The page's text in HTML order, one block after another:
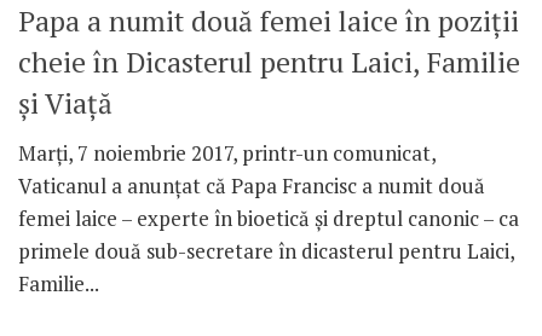
Papa a numit două femei laice în poziții
cheie în Dicasterul pentru Laici, Familie
și Viață
Marți, 7 noiembrie 2017, printr-un comunicat,
Vaticanul a anunțat că Papa Francisc a numit două
femei laice – experte în bioetică și dreptul canonic – ca
primele două sub-secretare în dicasterul pentru Laici,
Familie...